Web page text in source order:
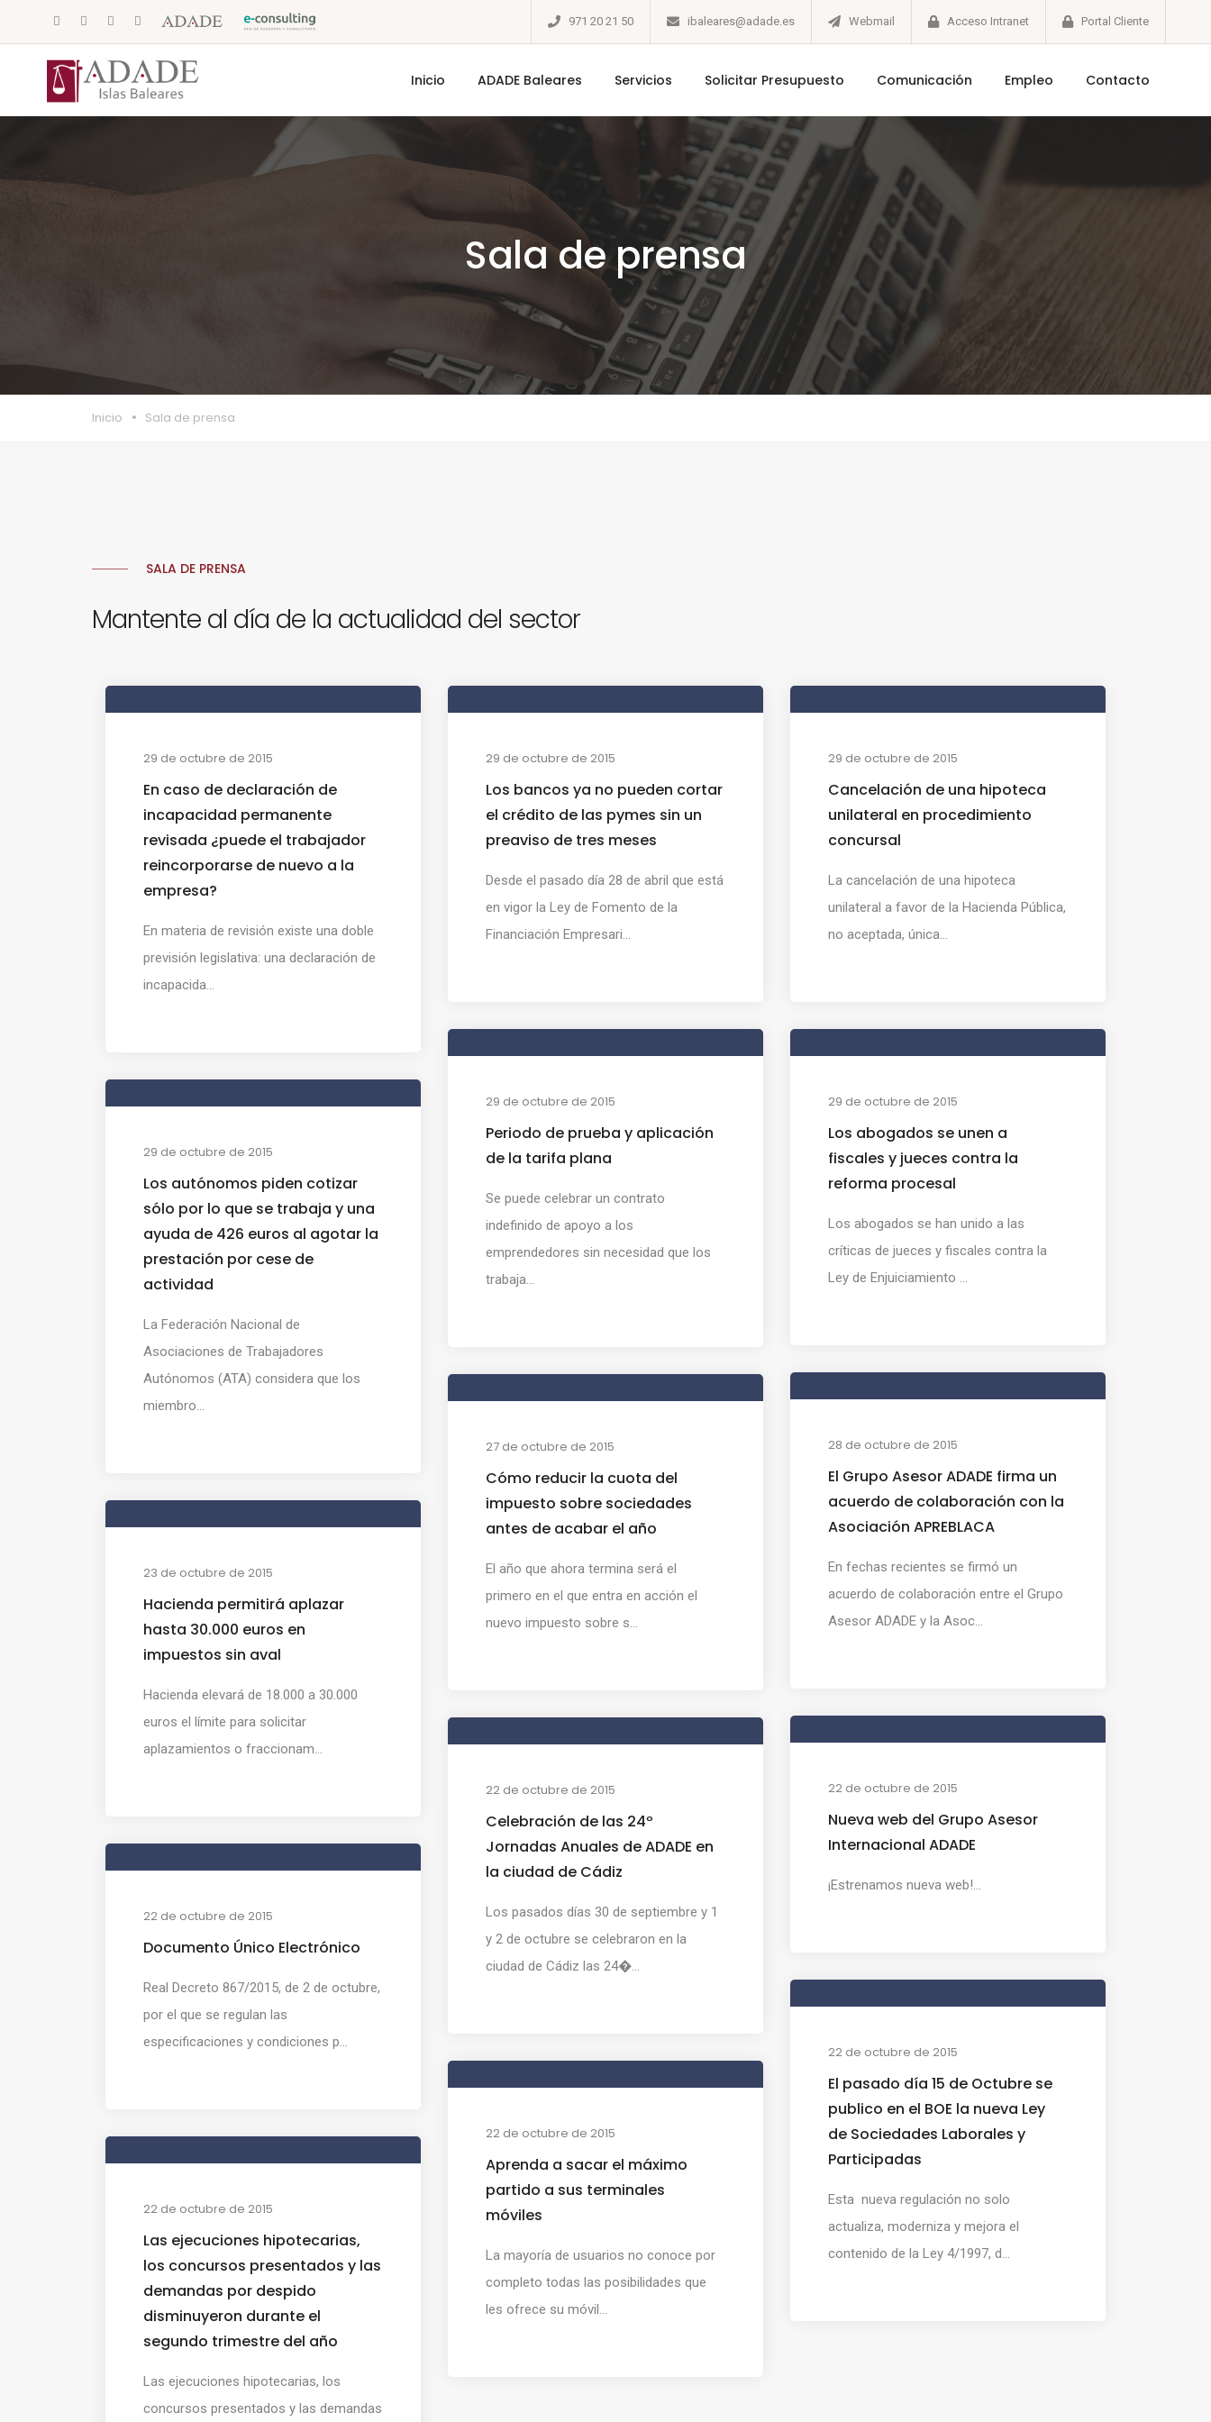
971 20 21 50 ibaleares@adade.es Webmail Acceso Intranet Portal Cliente
Inicio ADADE Baleares Servicios Solicitar Presupuesto Comunicación Empleo Contacto
Sala de prensa
Inicio Sala de prensa
SALA DE PRENSA
Mantente al día de la actualidad del sector
29 de octubre de 2015
En caso de declaración de
incapacidad permanente
revisada ¿puede el trabajador
reincorporarse de nuevo a la
empresa?
En materia de revisión existe una doble
previsión legislativa: una declaración de
incapacida...
29 de octubre de 2015
Los bancos ya no pueden cortar
el crédito de las pymes sin un
preaviso de tres meses
Desde el pasado día 28 de abril que está
en vigor la Ley de Fomento de la
Financiación Empresari...
29 de octubre de 2015
Cancelación de una hipoteca
unilateral en procedimiento
concursal
La cancelación de una hipoteca
unilateral a favor de la Hacienda Pública,
no aceptada, única...
29 de octubre de 2015
Periodo de prueba y aplicación
de la tarifa plana
Se puede celebrar un contrato
indefinido de apoyo a los
emprendedores sin necesidad que los
trabaja...
29 de octubre de 2015
Los abogados se unen a
fiscales y jueces contra la
reforma procesal
Los abogados se han unido a las
críticas de jueces y fiscales contra la
Ley de Enjuiciamiento ...
29 de octubre de 2015
Los autónomos piden cotizar
sólo por lo que se trabaja y una
ayuda de 426 euros al agotar la
prestación por cese de
actividad
La Federación Nacional de
Asociaciones de Trabajadores
Autónomos (ATA) considera que los
miembro...
28 de octubre de 2015
El Grupo Asesor ADADE firma un
acuerdo de colaboración con la
Asociación APREBLACA
En fechas recientes se firmó un
acuerdo de colaboración entre el Grupo
Asesor ADADE y la Asoc...
27 de octubre de 2015
Cómo reducir la cuota del
impuesto sobre sociedades
antes de acabar el año
El año que ahora termina será el
primero en el que entra en acción el
nuevo impuesto sobre s...
23 de octubre de 2015
Hacienda permitirá aplazar
hasta 30.000 euros en
impuestos sin aval
Hacienda elevará de 18.000 a 30.000
euros el límite para solicitar
aplazamientos o fraccionam...
22 de octubre de 2015
Nueva web del Grupo Asesor
Internacional ADADE
¡Estrenamos nueva web!...
22 de octubre de 2015
Celebración de las 24º
Jornadas Anuales de ADADE en
la ciudad de Cádiz
Los pasados días 30 de septiembre y 1
y 2 de octubre se celebraron en la
ciudad de Cádiz las 24�...
22 de octubre de 2015
Documento Único Electrónico
Real Decreto 867/2015, de 2 de octubre,
por el que se regulan las
especificaciones y condiciones p...
22 de octubre de 2015
El pasado día 15 de Octubre se
publico en el BOE la nueva Ley
de Sociedades Laborales y
Participadas
Esta nueva regulación no solo
actualiza, moderniza y mejora el
contenido de la Ley 4/1997, d...
22 de octubre de 2015
Aprenda a sacar el máximo
partido a sus terminales
móviles
La mayoría de usuarios no conoce por
completo todas las posibilidades que
les ofrece su móvil...
22 de octubre de 2015
Las ejecuciones hipotecarias,
los concursos presentados y las
demandas por despido
disminuyeron durante el
segundo trimestre del año
Las ejecuciones hipotecarias, los
concursos presentados y las demandas